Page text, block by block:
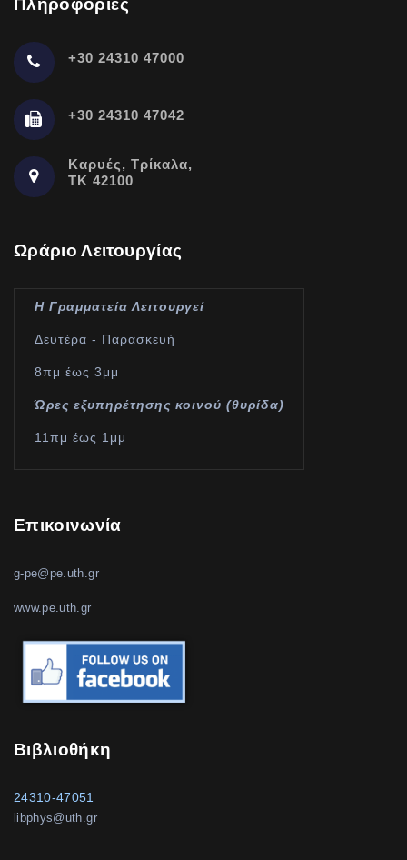
Πληροφορίες
+30 24310 47000
+30 24310 47042
Καρυές, Τρίκαλα,
ΤΚ 42100
Ωράριο Λειτουργίας
Η Γραμματεία Λειτουργεί
Δευτέρα - Παρασκευή
8πμ έως 3μμ
Ώρες εξυπηρέτησης κοινού (θυρίδα)
11πμ έως 1μμ
Επικοινωνία
g-pe@pe.uth.gr
www.pe.uth.gr
Βιβλιοθήκη
24310-47051
libphys@uth.gr